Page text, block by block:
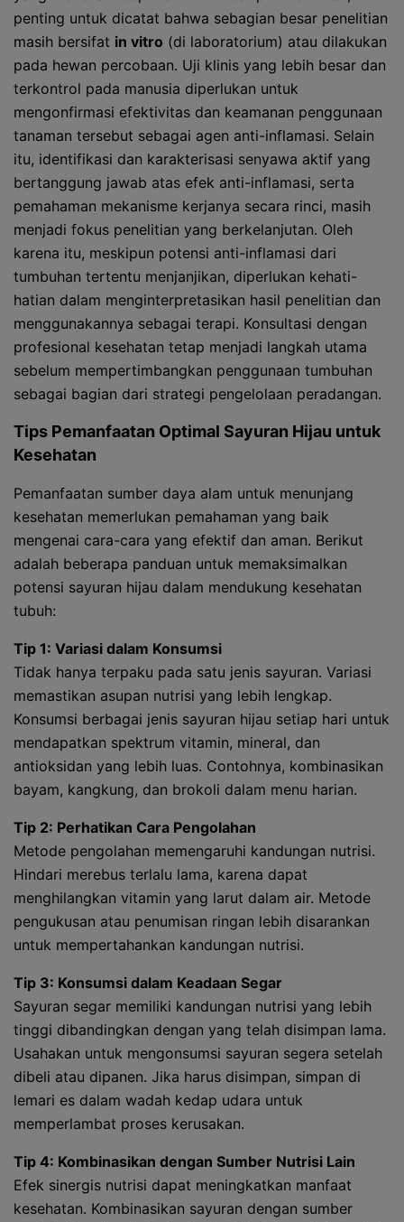
penting untuk dicatat bahwa sebagian besar penelitian
masih bersifat in vitro (di laboratorium) atau dilakukan
pada hewan percobaan. Uji klinis yang lebih besar dan
terkontrol pada manusia diperlukan untuk
mengonfirmasi efektivitas dan keamanan penggunaan
tanaman tersebut sebagai agen anti-inflamasi. Selain
itu, identifikasi dan karakterisasi senyawa aktif yang
bertanggung jawab atas efek anti-inflamasi, serta
pemahaman mekanisme kerjanya secara rinci, masih
menjadi fokus penelitian yang berkelanjutan. Oleh
karena itu, meskipun potensi anti-inflamasi dari
tumbuhan tertentu menjanjikan, diperlukan kehati-
hatian dalam menginterpretasikan hasil penelitian dan
menggunakannya sebagai terapi. Konsultasi dengan
profesional kesehatan tetap menjadi langkah utama
sebelum mempertimbangkan penggunaan tumbuhan
sebagai bagian dari strategi pengelolaan peradangan.
Tips Pemanfaatan Optimal Sayuran Hijau untuk
Kesehatan
Pemanfaatan sumber daya alam untuk menunjang
kesehatan memerlukan pemahaman yang baik
mengenai cara-cara yang efektif dan aman. Berikut
adalah beberapa panduan untuk memaksimalkan
potensi sayuran hijau dalam mendukung kesehatan
tubuh:
Tip 1: Variasi dalam Konsumsi
Tidak hanya terpaku pada satu jenis sayuran. Variasi
memastikan asupan nutrisi yang lebih lengkap.
Konsumsi berbagai jenis sayuran hijau setiap hari untuk
mendapatkan spektrum vitamin, mineral, dan
antioksidan yang lebih luas. Contohnya, kombinasikan
bayam, kangkung, dan brokoli dalam menu harian.
Tip 2: Perhatikan Cara Pengolahan
Metode pengolahan memengaruhi kandungan nutrisi.
Hindari merebus terlalu lama, karena dapat
menghilangkan vitamin yang larut dalam air. Metode
pengukusan atau penumisan ringan lebih disarankan
untuk mempertahankan kandungan nutrisi.
Tip 3: Konsumsi dalam Keadaan Segar
Sayuran segar memiliki kandungan nutrisi yang lebih
tinggi dibandingkan dengan yang telah disimpan lama.
Usahakan untuk mengonsumsi sayuran segera setelah
dibeli atau dipanen. Jika harus disimpan, simpan di
lemari es dalam wadah kedap udara untuk
memperlambat proses kerusakan.
Tip 4: Kombinasikan dengan Sumber Nutrisi Lain
Efek sinergis nutrisi dapat meningkatkan manfaat
kesehatan. Kombinasikan sayuran dengan sumber